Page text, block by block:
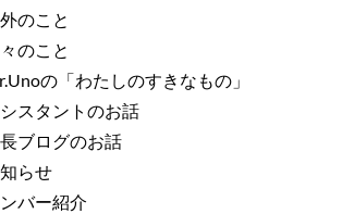
のこと
のこと
の「わたしのすきなもの」
スタントのお話
ブログのお話
らせ
ンバー紹介